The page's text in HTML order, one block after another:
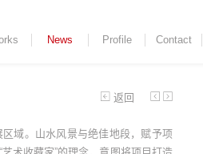
News Profile Contact
返回
域。山水风景与绝佳地段，赋予项